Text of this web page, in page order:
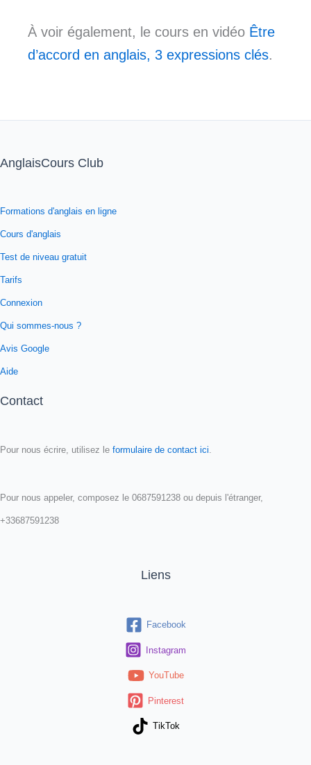
À voir également, le cours en vidéo Être
d’accord en anglais, 3 expressions clés.
AnglaisCours Club
Formations d'anglais en ligne
Cours d'anglais
Test de niveau gratuit
Tarifs
Connexion
Qui sommes-nous ?
Avis Google
Aide
Contact
Pour nous écrire, utilisez le formulaire de contact ici
Pour nous appeler, composez le 0687591238 ou depuis l'étranger,
+33687591238
Liens
Facebook
Instagram
YouTube
Pinterest
TikTok